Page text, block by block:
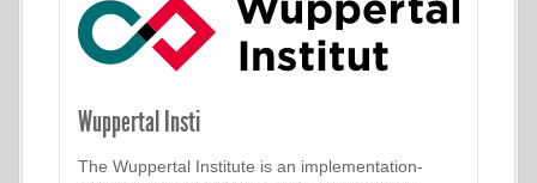
Wuppertal Insti
The Wuppertal Institute is an implementation-